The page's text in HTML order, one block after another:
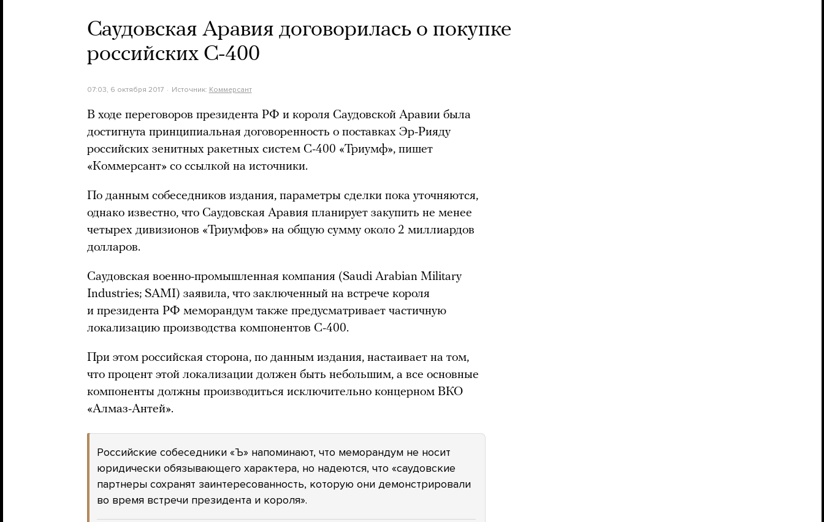
Саудовская Аравия договорилась о покупке
российских С-400
07:03, 6 октября 2017 Источник: Коммерсант
В ходе переговоров президента РФ и короля Саудовской Аравии была
достигнута принципиальная договоренность о поставках Эр-Рияду
российских зенитных ракетных систем С-400 «Триумф», пишет
«Коммерсант» со ссылкой на источники.
По данным собеседников издания, параметры сделки пока уточняются,
однако известно, что Саудовская Аравия планирует закупить не менее
четырех дивизионов «Триумфов» на общую сумму около 2 миллиардов
долларов.
Саудовская военно-промышленная компания (Saudi Arabian Military
Industries; SAMI) заявила, что заключенный на встрече короля
и президента РФ меморандум также предусматривает частичную
локализацию производства компонентов С-400.
При этом российская сторона, по данным издания, настаивает на том,
что процент этой локализации должен быть небольшим, а все основные
компоненты должны производиться исключительно концерном ВКО
«Алмаз-Антей».
Российские собеседники «Ъ» напоминают, что меморандум не носит
юридически обязывающего характера, но надеются, что «саудовские
партнеры сохранят заинтересованность, которую они демонстрировали
во время встречи президента и короля».